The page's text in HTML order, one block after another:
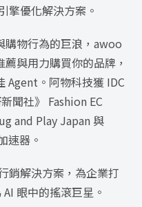
優化解決方案。
購物行為的巨浪，awoo
與用力購買你的品牌，
Agent。阿物科技獲 IDC
聞社》 Fashion EC
and Play Japan 與
速器。
銷解決方案，為企業打
眼中的搖滾巨星。